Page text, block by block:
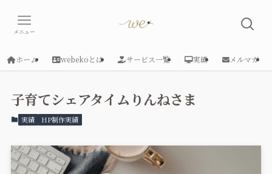
メニュー
ホーム webekoとは サービス一覧 実績 メルマガ
子育てシェアタイムりんねさま
実績 HP制作実績